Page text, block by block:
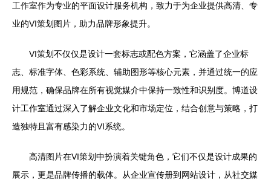
工作室作为专业的平面设计服务机构，致力于为企业提供高清、专
业的VI策划图片，助力品牌形象提升。
VI策划不仅仅是设计一套标志或配色方案，它涵盖了企业标
志、标准字体、色彩系统、辅助图形等核心元素，并通过统一的应
用规范，确保品牌在所有视觉媒介中保持一致性和识别度。博道设
计工作室通过深入了解企业文化和市场定位，结合创意与策略，打
造独特且富有感染力的VI系统。
高清图片在VI策划中扮演着关键角色，它们不仅是设计成果的
展示，更是品牌传播的载体。从企业宣传册到网站设计，从社交媒